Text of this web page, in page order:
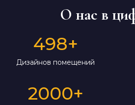
О нас в
498+
Дизайнов помещений
2000+